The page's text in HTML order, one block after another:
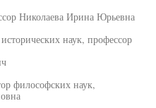
Николаева Ирина Юрьевна
наук, профессор
философских наук,